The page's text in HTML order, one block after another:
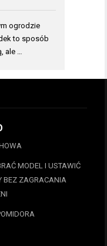
ogrodzie
to sposób
ale …
MODEL I USTAWIĆ
BEZ ZAGRACANIA